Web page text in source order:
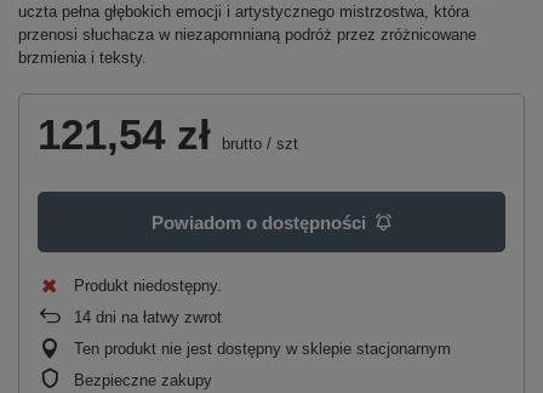
uczta pełna głębokich emocji i artystycznego mistrzostwa, która
przenosi słuchacza w niezapomnianą podróż przez zróżnicowane
brzmienia i teksty.
121,54 zł brutto / szt
Powiadom o dostępności
Produkt niedostępny
14 dni na łatwy zwrot
Ten produkt nie jest dostępny w sklepie stacjonarnym
Bezpieczne zakupy